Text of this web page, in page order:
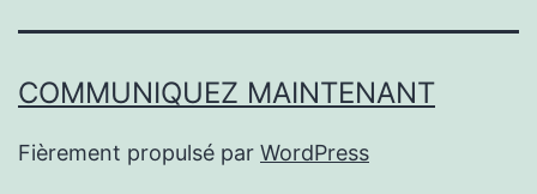
COMMUNIQUEZ MAINTENANT
Fièrement propulsé par WordPress